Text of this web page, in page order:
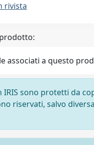
rivista
associati a questo
IRIS sono protetti da
riservati, salvo diversa